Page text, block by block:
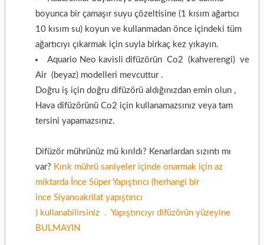
boyunca bir çamaşır suyu çözeltisine (1 kısım ağartıcı
10 kısım su) koyun ve kullanmadan önce içindeki tüm
ağartıcıyı çıkarmak için suyla birkaç kez yıkayın.
Aquario Neo kavisli difüzörün Co2 (kahverengi) ve
Air (beyaz) modelleri mevcuttur .
Doğru iş için doğru difüzörü aldığınızdan emin olun ,
Hava difüzörünü Co2 için kullanamazsınız veya tam
tersini yapamazsınız.
Difüzör mührünüz mü kırıldı? Kenarlardan sızıntı mı
var? Kırık mührü saniyeler içinde onarmak için az
miktarda İnce Süper Yapıştırıcı (herhangi bir
ince Siyanoakrilat yapıştırıcı
) kullanabilirsiniz . Yapıştırıcıyı difüzörün yüzeyine
BULMAYIN